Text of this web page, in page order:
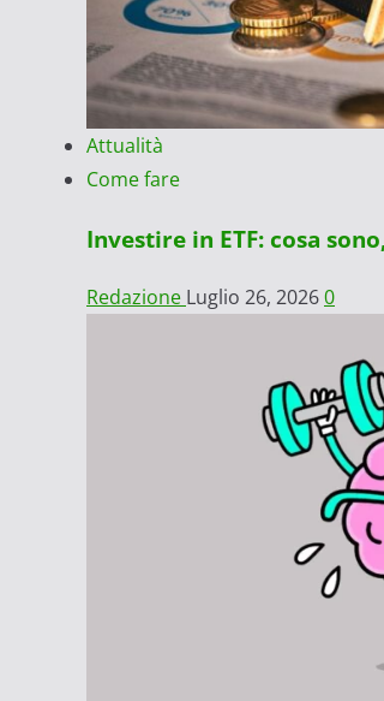
Attualità
Come fare
Investire in ETF: cosa
Redazione Luglio 26, 20260